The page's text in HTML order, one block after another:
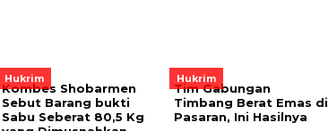
Hukrim
Kombes Shobarmen
Sebut Barang bukti
Sabu Seberat 80,5 Kg
Hukrim
Tim Gabungan
Timbang Berat Emas di
Pasaran, Ini Hasilnya